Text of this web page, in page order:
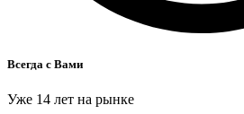
Всегда с Вами
Уже 14 лет на рынке